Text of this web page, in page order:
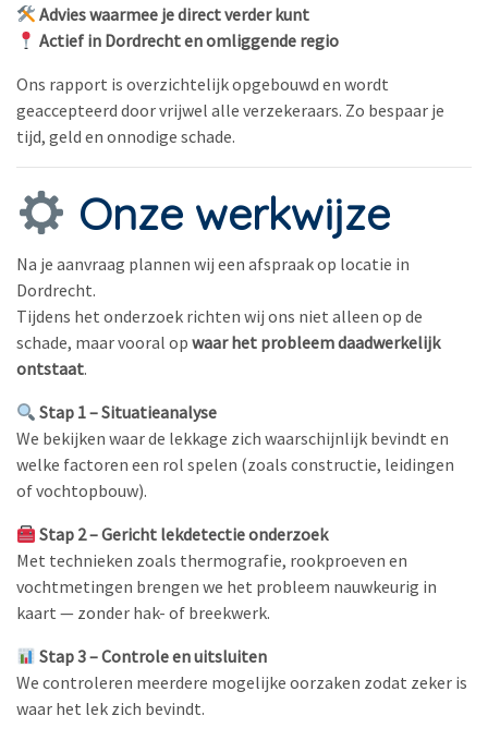
Advies waarmee je direct verder kunt
Actief in Dordrecht en omliggende regio
Ons rapport is overzichtelijk opgebouwd en wordt
geaccepteerd door vrijwel alle verzekeraars. Zo bespaar je
tijd, geld en onnodige schade.
Onze werkwijze
Na je aanvraag plannen wij een afspraak op locatie in
Dordrecht.
Tijdens het onderzoek richten wij ons niet alleen op de
schade, maar vooral op waar het probleem daadwerkelijk
ontstaat.
Stap 1 – Situatieanalyse
We bekijken waar de lekkage zich waarschijnlijk bevindt en
welke factoren een rol spelen (zoals constructie, leidingen
of vochtopbouw).
Stap 2 – Gericht lekdetectie onderzoek
Met technieken zoals thermografie, rookproeven en
vochtmetingen brengen we het probleem nauwkeurig in
kaart — zonder hak- of breekwerk.
Stap 3 – Controle en uitsluiten
We controleren meerdere mogelijke oorzaken zodat zeker is
waar het lek zich bevindt.